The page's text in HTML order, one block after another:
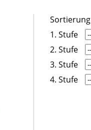
Sortierung
1. Stufe
2. Stufe
3. Stufe
4. Stufe